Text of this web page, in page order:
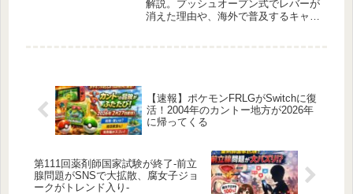
解説。プッシュオープン式でレバーが
消えた理由や、海外で普及するキャッ
【速報】ポケモンFRLGがSwitchに復
活！2004年のカントー地方が2026年
に帰ってくる
第111回薬剤師国家試験が終了-前立
腺問題がSNSで大拡散、腐女子ジョ
ークがトレンド入り-